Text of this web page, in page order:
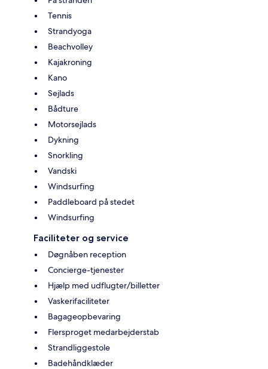
Tennis
Strandyoga
Beachvolley
Kajakroning
Kano
Sejlads
Bådture
Motorsejlads
Dykning
Snorkling
Vandski
Windsurfing
Paddleboard på stedet
Windsurfing
Faciliteter og service
Døgnåben reception
Concierge-tjenester
Hjælp med udflugter/billetter
Vaskerifaciliteter
Bagageopbevaring
Flersproget medarbejderstab
Strandliggestole
Badehåndklæder